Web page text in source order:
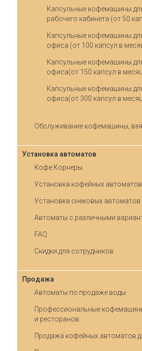
Капсульные кофемашины
рабочего кабинета (от 50
Капсульные кофемашины
офиса (от 100 капсул в
Капсульные кофемашины
офиса(от 150 капсул в
Капсульные кофемашины
офиса(от 300 капсул в
Обслуживание кофемашины,
Установка автоматов
Кофе Корнеры
Установка кофейных автоматов
Установка снековых автоматов
Автоматы с различными
FAQ
Скидки для сотрудников
Продажа
Автоматы по продаже воды
Профессиональные
и ресторанов.
Продажа кофейных автоматов